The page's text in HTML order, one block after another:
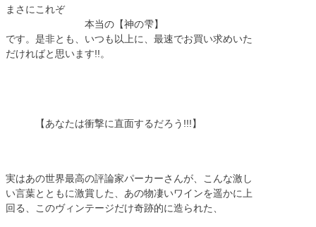
まさにこれぞ
本当の【神の雫】
です。是非とも、いつも以上に、最速でお買い求めいた
だければと思います!!。
【あなたは衝撃に直面するだろう!!!】
実はあの世界最高の評論家パーカーさんが、こんな激し
い言葉とともに激賞した、あの物凄いワインを遥かに上
回る、このヴィンテージだけ奇跡的に造られた、